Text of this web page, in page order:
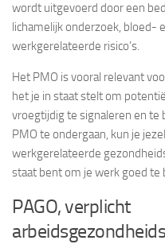
wordt uitgevoerd door een
lichamelijk onderzoek, bloed-
werkgerelateerde risico’s.
Het PMO is vooral relevant
het je in staat stelt om
vroegtijdig te signaleren en te
PMO te ondergaan, kun je
werkgerelateerde
staat bent om je werk goed te
PAGO, verplicht